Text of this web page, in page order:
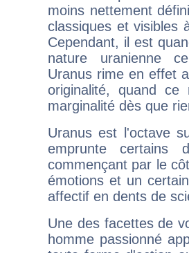
moins nettement
classiques et visibles
Cependant, il est
nature uranienne
Uranus rime en effet
originalité, quand ce
marginalité dès que
Uranus est l'octave
emprunte
commençant par le
émotions et un
affectif en dents de
Une des facettes de
homme passionné